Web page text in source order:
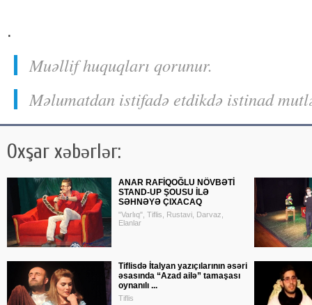
.
Muəllif huquqları qorunur.
Məlumatdan istifadə etdikdə istinad
Oxşar xəbərlər:
ANAR RAFİQOĞLU NÖVBƏTİ
STAND-UP ŞOUSU İLƏ
SƏHNƏYƏ ÇIXACAQ
"Varlıq", Tiflis, Rustavi, Darvaz,
Elanlar
Tiflisdə İtalyan yazıçılarının əsəri
əsasında “Azad ailə” tamaşası
oynanılı ...
Tiflis